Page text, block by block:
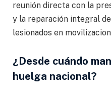
reunión directa con la
y la reparación integral
lesionados en
¿Desde cuándo
huelga nacional?